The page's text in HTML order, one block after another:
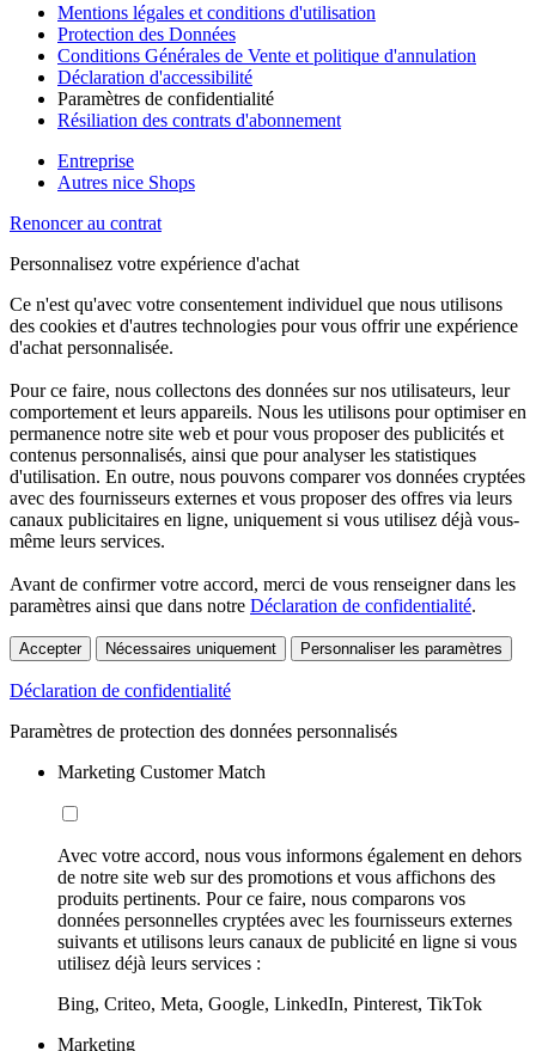
Mentions légales et conditions d'utilisation
Protection des Données
Conditions Générales de Vente et politique d'annulation
Déclaration d'accessibilité
Paramètres de confidentialité
Résiliation des contrats d'abonnement
Entreprise
Autres nice Shops
Renoncer au contrat
Personnalisez votre expérience d'achat
Ce n'est qu'avec votre consentement individuel que nous utilisons
des cookies et d'autres technologies pour vous offrir une expérience
d'achat personnalisée.
Pour ce faire, nous collectons des données sur nos utilisateurs, leur
comportement et leurs appareils. Nous les utilisons pour optimiser en
permanence notre site web et pour vous proposer des publicités et
contenus personnalisés, ainsi que pour analyser les statistiques
d'utilisation. En outre, nous pouvons comparer vos données cryptées
avec des fournisseurs externes et vous proposer des offres via leurs
canaux publicitaires en ligne, uniquement si vous utilisez déjà vous-
même leurs services.
Avant de confirmer votre accord, merci de vous renseigner dans les
paramètres ainsi que dans notre Déclaration de confidentialité.
Accepter Nécessaires uniquement Personnaliser les paramètres
Déclaration de confidentialité
Paramètres de protection des données personnalisés
Marketing Customer Match
Avec votre accord, nous vous informons également en dehors
de notre site web sur des promotions et vous affichons des
produits pertinents. Pour ce faire, nous comparons vos
données personnelles cryptées avec les fournisseurs externes
suivants et utilisons leurs canaux de publicité en ligne si vous
utilisez déjà leurs services :
Bing, Criteo, Meta, Google, LinkedIn, Pinterest, TikTok
Marketing